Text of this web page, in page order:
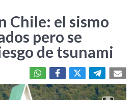
Chile: el sismo
pero se
de tsunami